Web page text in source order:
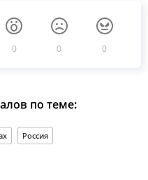
0 0 0
по теме:
Россия